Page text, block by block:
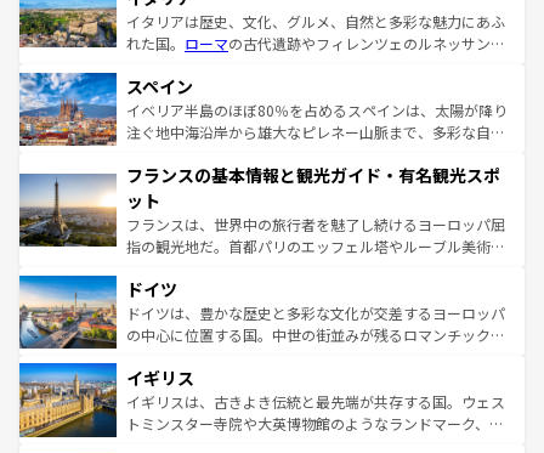
イタリアは歴史、文化、グルメ、自然と多彩な魅力にあふ
れた国。 ローマの古代遺跡やフィレンツェのルネッサンス
ろん、トスカーナの美しい田園風景やアマルフィ海岸の絶
景など、自然景観も見逃せない。観光の合間には、本場の
ピザやパスタなど、絶品のイタリア料理を堪能することも
ませてくれるイタリアで、忘れられない旅をしてみよう！
なお、新着のイタリア情報は
しい。
スペイン
イベリア半島のほぼ80％を占めるスペインは、太陽が降り
注ぐ地中海沿岸から雄大なピレネー山脈まで、多彩な自然
文化が根付くこの国では、情熱的なフラメンコ、熱気あふ
れる闘牛、そして美味しいタパスが生活の一部となってい
る。首都マドリードの洗練された雰囲気や、バルセロナの
アートに溢れた街角から、地方では古代ローマ遺跡や中世
せる。地方によって風土や気候が異なるスペインはその個
性で訪れる人を魅了する。 なお、新着のスペイン情報は コ
ンテンツ一覧を参照してほしい。
フランスの基本情報と観光ガイド・有名観光スポ
ット
フランスは、世界中の旅行者を魅了し続けるヨーロッパ屈
指の観光地だ。首都パリのエッフェル塔やルーブル美術館
で、幅広い魅力が詰まっている。華麗な宮殿、歴史的な大
聖堂、美しいビーチ、そして豊かな自然が、訪れる者を心
から魅了する。また、フランスは美食の国としても知ら
いる。シャンパンの発祥地であるランス、プロヴァンスの
香り高いラベンダー畑など、多彩な楽しみ方が可能だ。さ
らに、パリ以外の地域にも魅力が溢れており、どの街角に
ドイツ
ドイツは、豊かな歴史と多彩な文化が交差するヨーロッパ
の中心に位置する国。中世の街並みが残るロマンチック街
顔を持つこの国は、どこを歩いても飽きることがない。ベ
ルリンの文化的活気、バイエルン州のアルプスの絶景、そ
してライン川沿いのワイン畑といった風景は必見。ビール
イギリス
イギリスは、古きよき伝統と最先端が共存する国。ウェス
トミンスター寺院や大英博物館のようなランドマーク、歴